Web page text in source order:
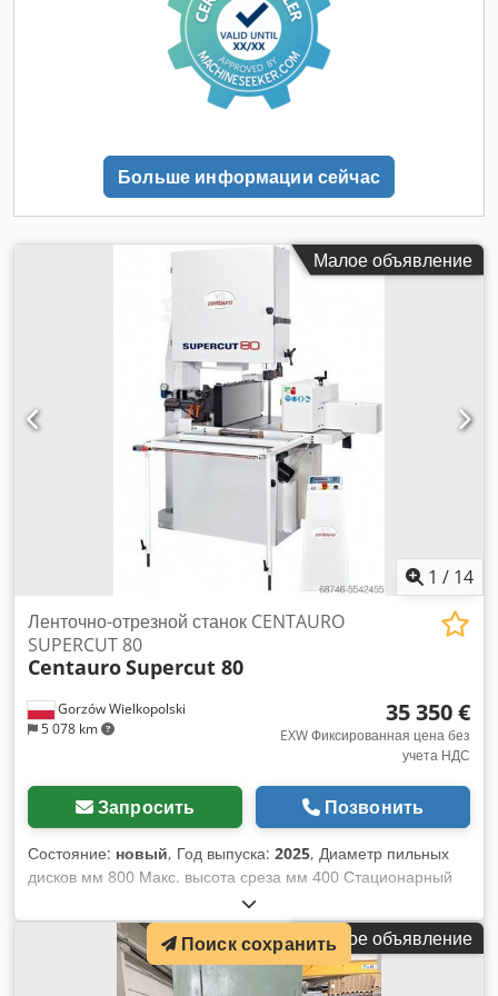
пользователя Габаритные размеры, мм: 700 x 600 x 1700
Больше информации сейчас
Малое объявление
1 / 14
Gorzów Wielkopolski
5 078 km
Ленточно-отрезной станок CENTAURO
SUPERCUT 80
CentauroSupercut 80
35 350 €
EXW Фиксированная цена без
учета НДС
Запросить Позвонить
Состояние: новый, Год выпуска: 2025, Диаметр пильных
дисков мм 800 Макс. высота среза мм 400 Стационарный
рабочий стол мм 1290 x 800 Макс. ширина ножа мм 54 x
0,9 Макс. и мин. длина лезвия мм 5530 / 5380 Dsdpfx
Aleglfv Djnjck Мощность двигателя КВт 15 (л.с. 20)
Капюшоны из опилок Nr. 2 Ø 120 Nr. 1 Ø 100 Расход
Малое объявление
Поиск сохранить